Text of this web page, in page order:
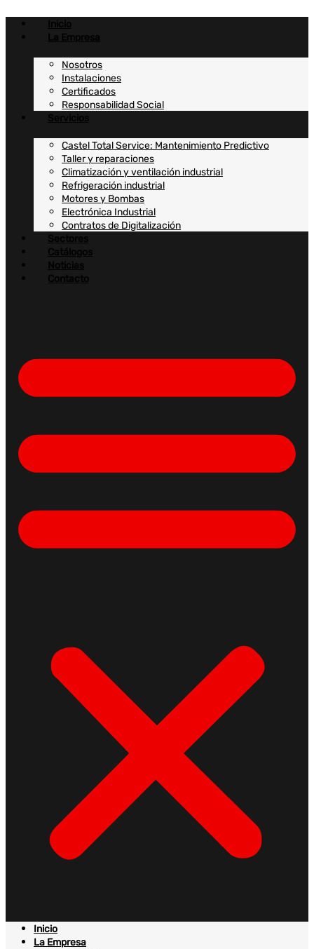
contenido
Inicio
La Empresa
Nosotros
Instalaciones
Certificados
Responsabilidad Social
Servicios
Castel Total Service: Mantenimiento Predictivo
Taller y reparaciones
Climatización y ventilación industrial
Refrigeración industrial
Motores y Bombas
Electrónica Industrial
Contratos de Digitalización
Sectores
Catálogos
Noticias
Contacto
Inicio
La Empresa